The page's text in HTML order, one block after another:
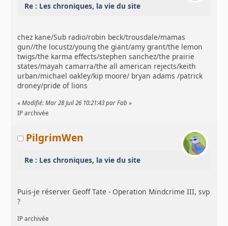
Re : Les chroniques, la vie du site
chez kane/Sub radio/robin beck/trousdale/mamas
gun//the locustz/young the giant/amy grant/the lemon
twigs/the karma effects/stephen sanchez/the prairie
states/mayah camarra/the all american rejects/keith
urban/michael oakley/kip moore/ bryan adams /patrick
droney/pride of lions
«Modifié: Mar 28 Juil 26 10:21:43 par Fab »
IP archivée
PilgrimWen
Re : Les chroniques, la vie du site
Puis-je réserver Geoff Tate - Operation Mindcrime III, svp
?
IP archivée